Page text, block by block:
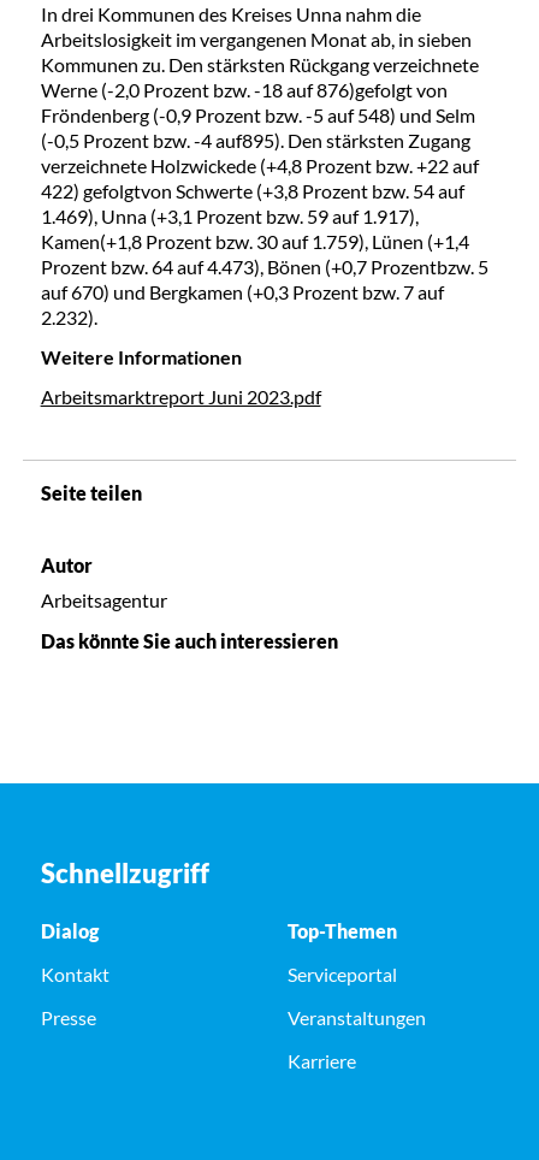
In drei Kommunen des Kreises Unna nahm die
Arbeitslosigkeit im vergangenen Monat ab, in sieben
Kommunen zu. Den stärksten Rückgang verzeichnete
Werne (-2,0 Prozent bzw. -18 auf 876)gefolgt von
Fröndenberg (-0,9 Prozent bzw. -5 auf 548) und Selm
(-0,5 Prozent bzw. -4 auf895). Den stärksten Zugang
verzeichnete Holzwickede (+4,8 Prozent bzw. +22 auf
422) gefolgtvon Schwerte (+3,8 Prozent bzw. 54 auf
1.469), Unna (+3,1 Prozent bzw. 59 auf 1.917),
Kamen(+1,8 Prozent bzw. 30 auf 1.759), Lünen (+1,4
Prozent bzw. 64 auf 4.473), Bönen (+0,7 Prozentbzw. 5
auf 670) und Bergkamen (+0,3 Prozent bzw. 7 auf
2.232).
Weitere Informationen
Arbeitsmarktreport Juni 2023.pdf
Seite teilen
Autor
Arbeitsagentur
Das könnte Sie auch interessieren
Schnellzugriff
Dialog
Kontakt
Presse
Top-Themen
Serviceportal
Veranstaltungen
Karriere